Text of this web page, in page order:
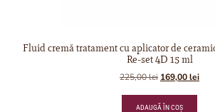
Fluid cremă tratament cu aplicator de
Re-set 4D 15 ml
225,00lei 169,00lei
ADAUGĂ ÎN COȘ